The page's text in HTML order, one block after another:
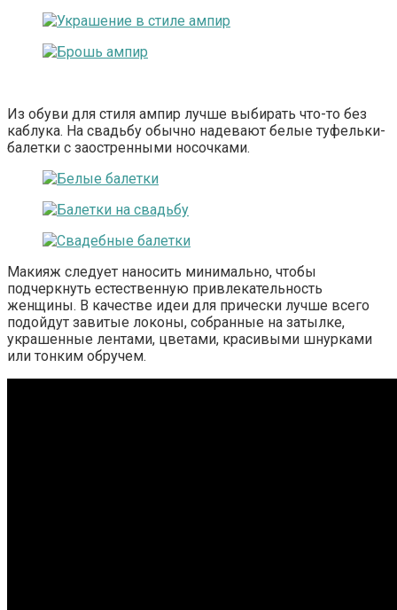
Из обуви для стиля ампир лучше выбирать что-то без
каблука. На свадьбу обычно надевают белые туфельки-
балетки с заостренными носочками.
Макияж следует наносить минимально, чтобы
подчеркнуть естественную привлекательность
женщины. В качестве идеи для прически лучше всего
подойдут завитые локоны, собранные на затылке,
украшенные лентами, цветами, красивыми шнурками
или тонким обручем.